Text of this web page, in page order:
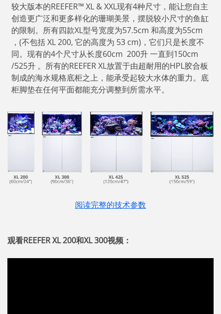
较大版本的REEFER™ XL & XXL现有4种尺寸，能让您自主
创造更广泛和更多样化的珊瑚美景，摆脱较小尺寸的鱼缸
的限制。所有四款XL型号宽度为57.5cm 和高度为55cm
，(不包括 XL 200, 它的高度为 53 cm)，它们只是长度不
同。现有的4个尺寸从长度60cm 200升 一直到150cm
/525升 。所有的REEFER XL放置于由超耐用的HPL胶合板
制成的海水规格底柜之上，能承受起较大水体的重力。底
柜脚垫在任何平面都能充分调整到所需水平。
阅读完整的技术参数
观看REEFER XL 200和XL 300视频：